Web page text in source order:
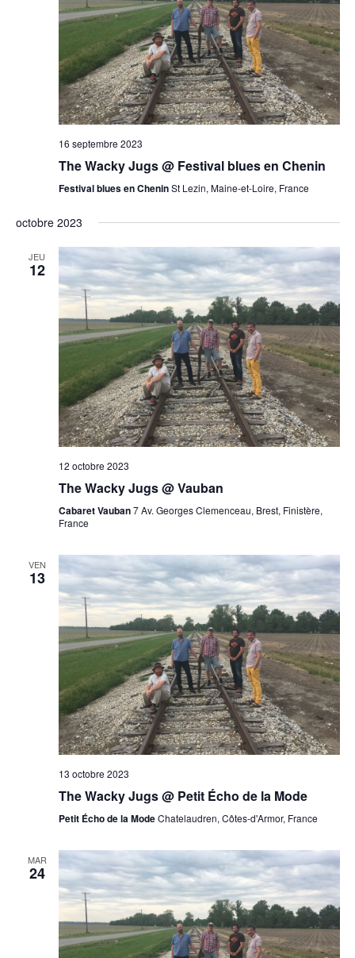
16 septembre 2023
The Wacky Jugs @ Festival blues en Chenin
Festival blues en CheninSt Lezin, Maine-et-Loire, France
octobre 2023
JEU
12
12 octobre 2023
The Wacky Jugs @ Vauban
Cabaret Vauban7 Av. Georges Clemenceau, Brest, Finistère,
France
VEN
13
13 octobre 2023
The Wacky Jugs @ Petit Écho de la Mode
Petit Écho de la ModeChatelaudren, Côtes-d'Armor, France
MAR
24